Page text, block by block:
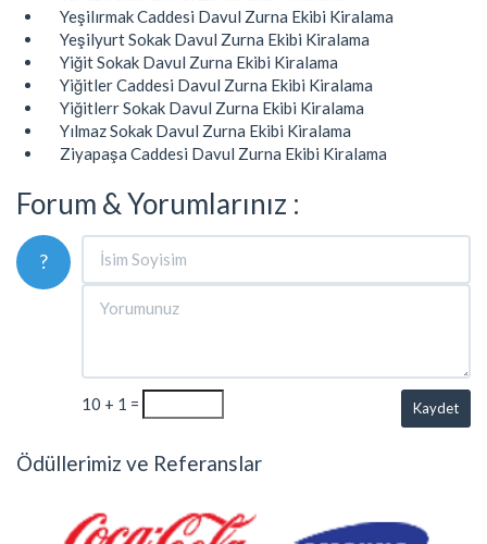
Yeşilırmak Caddesi Davul Zurna Ekibi Kiralama
Yeşilyurt Sokak Davul Zurna Ekibi Kiralama
Yiğit Sokak Davul Zurna Ekibi Kiralama
Yiğitler Caddesi Davul Zurna Ekibi Kiralama
Yiğitlerr Sokak Davul Zurna Ekibi Kiralama
Yılmaz Sokak Davul Zurna Ekibi Kiralama
Ziyapaşa Caddesi Davul Zurna Ekibi Kiralama
Forum & Yorumlarınız :
?
10 + 1 = Kaydet
Ödüllerimiz ve Referanslar